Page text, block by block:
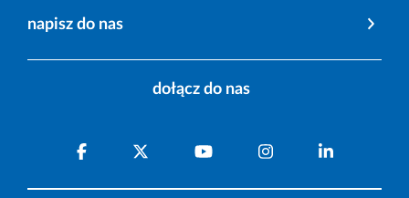
napisz do nas
dołącz do nas